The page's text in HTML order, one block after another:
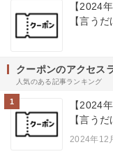
【2024
【言う
クーポンのアクセス
人気のある記事ランキング
1
【2024
【言う
2024年12